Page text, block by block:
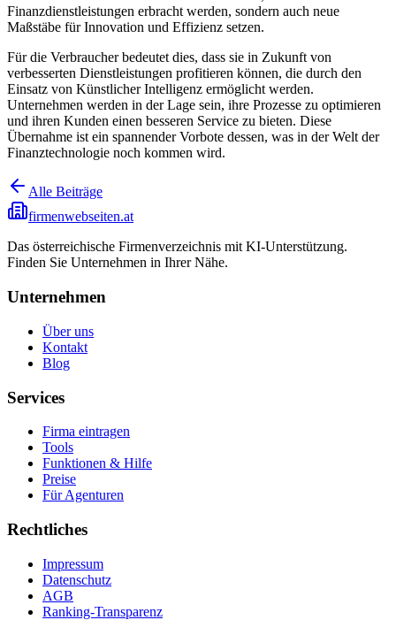
Finanzdienstleistungen erbracht werden, sondern auch neue
Maßstäbe für Innovation und Effizienz setzen.
Für die Verbraucher bedeutet dies, dass sie in Zukunft von
verbesserten Dienstleistungen profitieren können, die durch den
Einsatz von Künstlicher Intelligenz ermöglicht werden.
Unternehmen werden in der Lage sein, ihre Prozesse zu optimieren
und ihren Kunden einen besseren Service zu bieten. Diese
Übernahme ist ein spannender Vorbote dessen, was in der Welt der
Finanztechnologie noch kommen wird.
Alle Beiträge
firmenwebseiten.at
Das österreichische Firmenverzeichnis mit KI-Unterstützung.
Finden Sie Unternehmen in Ihrer Nähe.
Unternehmen
Über uns
Kontakt
Blog
Services
Firma eintragen
Tools
Funktionen & Hilfe
Preise
Für Agenturen
Rechtliches
Impressum
Datenschutz
AGB
Ranking-Transparenz